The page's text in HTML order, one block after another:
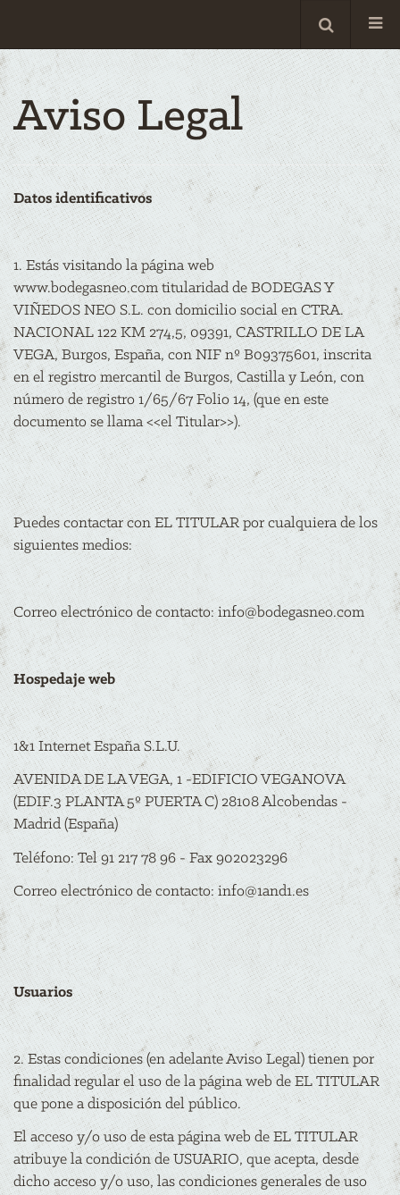
Aviso Legal
Datos identificativos
1. Estás visitando la página web
www.bodegasneo.com titularidad de BODEGAS Y
VIÑEDOS NEO S.L. con domicilio social en CTRA.
NACIONAL 122 KM 274,5, 09391, CASTRILLO DE LA
VEGA, Burgos, España, con NIF nº B09375601, inscrita
en el registro mercantil de Burgos, Castilla y León, con
número de registro 1/65/67 Folio 14, (que en este
documento se llama <<el Titular>>).
Puedes contactar con EL TITULAR por cualquiera de los
siguientes medios:
Correo electrónico de contacto:info@bodegasneo.com
Hospedaje web
1&1 Internet España S.L.U.
AVENIDA DE LA VEGA, 1 -EDIFICIO VEGANOVA
(EDIF.3 PLANTA 5º PUERTA C) 28108 Alcobendas -
Madrid (España)
Teléfono: Tel 91 217 78 96 - Fax 902023296
Correo electrónico de contacto:info@1and1.es
Usuarios
2. Estas condiciones (en adelante Aviso Legal) tienen por
finalidad regular el uso de la página web de EL TITULAR
que pone a disposición del público.
El acceso y/o uso de esta página web de EL TITULAR
atribuye la condición de USUARIO, que acepta, desde
dicho acceso y/o uso, las condiciones generales de uso